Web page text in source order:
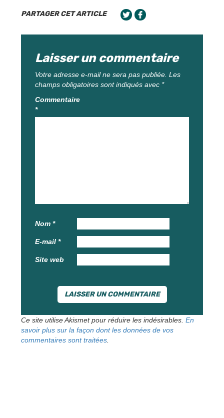
PARTAGER CET ARTICLE
Laisser un commentaire
Votre adresse e-mail ne sera pas publiée. Les
champs obligatoires sont indiqués avec *
Commentaire
*
Nom *
E-mail *
Site web
Ce site utilise Akismet pour réduire les indésirables. En
savoir plus sur la façon dont les données de vos
commentaires sont traitées